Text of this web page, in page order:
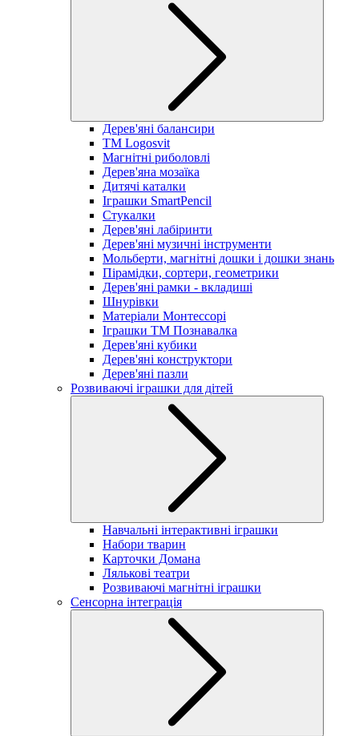
Дерев'яні балансири
TM Logosvit
Магнітні риболовлі
Дерев'яна мозаїка
Дитячі каталки
Іграшки SmartPencil
Стукалки
Дерев'яні лабіринти
Дерев'яні музичні інструменти
Мольберти, магнітні дошки і дошки знань
Пірамідки, сортери, геометрики
Дерев'яні рамки - вкладиші
Шнурівки
Матеріали Монтессорі
Іграшки ТМ Познавалка
Дерев'яні кубики
Дерев'яні конструктори
Дерев'яні пазли
Розвиваючі іграшки для дітей
Навчальні інтерактивні іграшки
Набори тварин
Карточки Домана
Лялькові театри
Розвиваючі магнітні іграшки
Сенсорна інтеграція